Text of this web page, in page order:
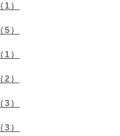
）
）
）
）
）
）